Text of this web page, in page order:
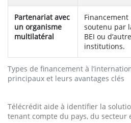
Types de financement à
principaux et leurs avantages clés
Partenariat avec
un organisme
multilatéral
Financement
soutenu par
BEI ou
institutions.
Télécrédit aide à identifier la
tenant compte du pays, du secteur